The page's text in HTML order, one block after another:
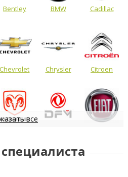
Bentley BMW Cadillac
Chevrolet Chrysler Citroen
все